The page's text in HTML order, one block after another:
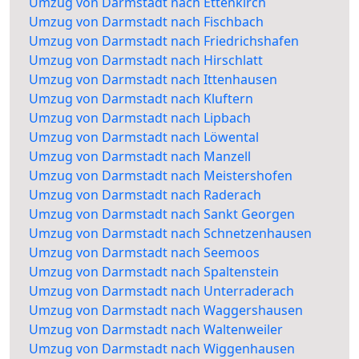
Umzug von Darmstadt nach Fischbach
Umzug von Darmstadt nach Friedrichshafen
Umzug von Darmstadt nach Hirschlatt
Umzug von Darmstadt nach Ittenhausen
Umzug von Darmstadt nach Kluftern
Umzug von Darmstadt nach Lipbach
Umzug von Darmstadt nach Löwental
Umzug von Darmstadt nach Manzell
Umzug von Darmstadt nach Meistershofen
Umzug von Darmstadt nach Raderach
Umzug von Darmstadt nach Sankt Georgen
Umzug von Darmstadt nach Schnetzenhausen
Umzug von Darmstadt nach Seemoos
Umzug von Darmstadt nach Spaltenstein
Umzug von Darmstadt nach Unterraderach
Umzug von Darmstadt nach Waggershausen
Umzug von Darmstadt nach Waltenweiler
Umzug von Darmstadt nach Wiggenhausen